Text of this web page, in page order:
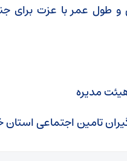
و طول عمر با عزت برای
مدیره
تامین اجتماعی استان